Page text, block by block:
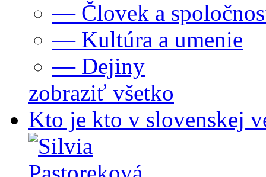
— Človek a
— Kultúra a umenie
— Dejiny
zobraziť všetko
Kto je kto v slovenskej